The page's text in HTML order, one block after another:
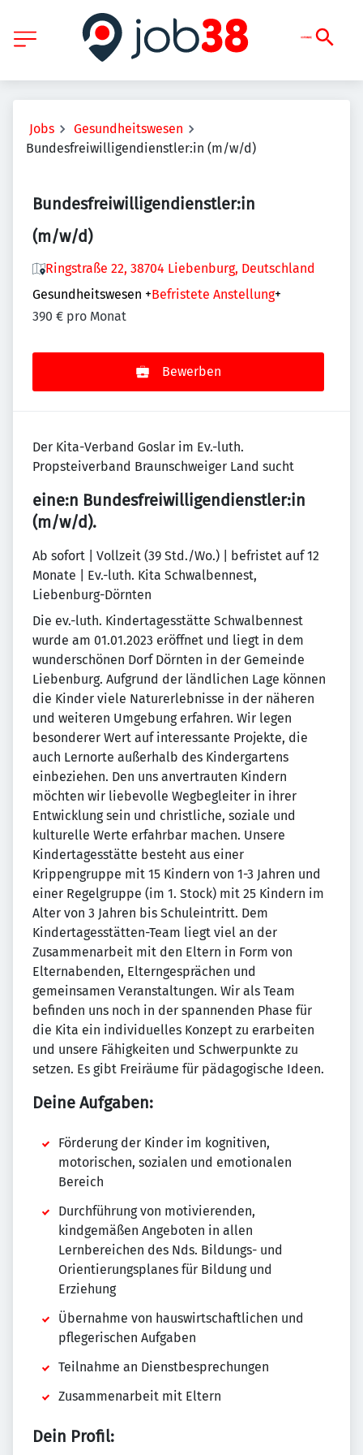
Jobs
Gesundheitswesen
Bundesfreiwilligendienstler:in (m/w/d)
Bundesfreiwilligendienstler:in
(m/w/d)
Ringstraße 22, 38704 Liebenburg, Deutschland
Gesundheitswesen +Befristete Anstellung+
390 € pro Monat
Bewerben
Der Kita-Verband Goslar im Ev.-luth.
Propsteiverband Braunschweiger Land sucht
eine:n Bundesfreiwilligendienstler:in
(m/w/d).
Ab sofort | Vollzeit (39 Std./Wo.) | befristet auf 12
Monate | Ev.-luth. Kita Schwalbennest,
Liebenburg-Dörnten
Die ev.-luth. Kindertagesstätte Schwalbennest
wurde am 01.01.2023 eröffnet und liegt in dem
wunderschönen Dorf Dörnten in der Gemeinde
Liebenburg. Aufgrund der ländlichen Lage können
die Kinder viele Naturerlebnisse in der näheren
und weiteren Umgebung erfahren. Wir legen
besonderer Wert auf interessante Projekte, die
auch Lernorte außerhalb des Kindergartens
einbeziehen. Den uns anvertrauten Kindern
möchten wir liebevolle Wegbegleiter in ihrer
Entwicklung sein und christliche, soziale und
kulturelle Werte erfahrbar machen. Unsere
Kindertagesstätte besteht aus einer
Krippengruppe mit 15 Kindern von 1-3 Jahren und
einer Regelgruppe (im 1. Stock) mit 25 Kindern im
Alter von 3 Jahren bis Schuleintritt. Dem
Kindertagesstätten-Team liegt viel an der
Zusammenarbeit mit den Eltern in Form von
Elternabenden, Elterngesprächen und
gemeinsamen Veranstaltungen. Wir als Team
befinden uns noch in der spannenden Phase für
die Kita ein individuelles Konzept zu erarbeiten
und unsere Fähigkeiten und Schwerpunkte zu
setzen. Es gibt Freiräume für pädagogische Ideen.
Deine Aufgaben:
Förderung der Kinder im kognitiven,
motorischen, sozialen und emotionalen
Bereich
Durchführung von motivierenden,
kindgemäßen Angeboten in allen
Lernbereichen des Nds. Bildungs- und
Orientierungsplanes für Bildung und
Erziehung
Übernahme von hauswirtschaftlichen und
pflegerischen Aufgaben
Teilnahme an Dienstbesprechungen
Zusammenarbeit mit Eltern
Dein Profil: